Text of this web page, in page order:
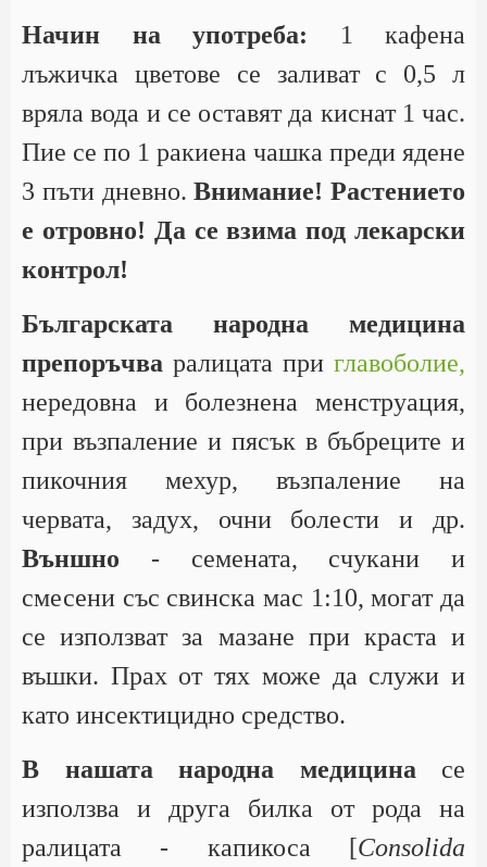
Начин на употреба: 1 кафена
лъжичка цветове се заливат с 0,5 л
вряла вода и се оставят да киснат 1 час.
Пие се по 1 ракиена чашка преди ядене
3 пъти дневно.Внимание! Растението
е отровно! Да се взима под лекарски
контрол!
Българската народна медицина
препоръчва ралицата при главоболие,
нередовна и болезнена менструация,
при възпаление и пясък в бъбреците и
пикочния мехур, възпаление на
червата, задух, очни болести и др.
Външно - семената, счукани и
смесени със свинска мас 1:10, могат да
се използват за мазане при краста и
въшки. Прах от тях може да служи и
като инсектицидно средство.
В нашата народна медицина се
използва и друга билка от рода на
ралицата - капикоса [Consolida